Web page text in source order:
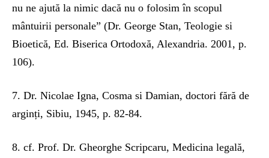
nu ne ajută la nimic dacă nu o folosim în scopul
mântuirii personale” (Dr. George Stan, Teologie si
Bioetică, Ed. Biserica Ortodoxă, Alexandria. 2001, p.
106).
7. Dr. Nicolae Igna, Cosma si Damian, doctori fără de
arginți, Sibiu, 1945, p. 82-84.
8. cf. Prof. Dr. Gheorghe Scripcaru, Medicina legală,